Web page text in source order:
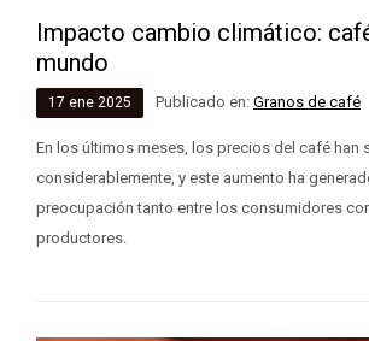
Impacto cambio climático:
mundo
17 ene 2025 Publicado en: Granos de café
En los últimos meses, los precios del café han
considerablemente, y este aumento ha
preocupación tanto entre los consumidores
productores.